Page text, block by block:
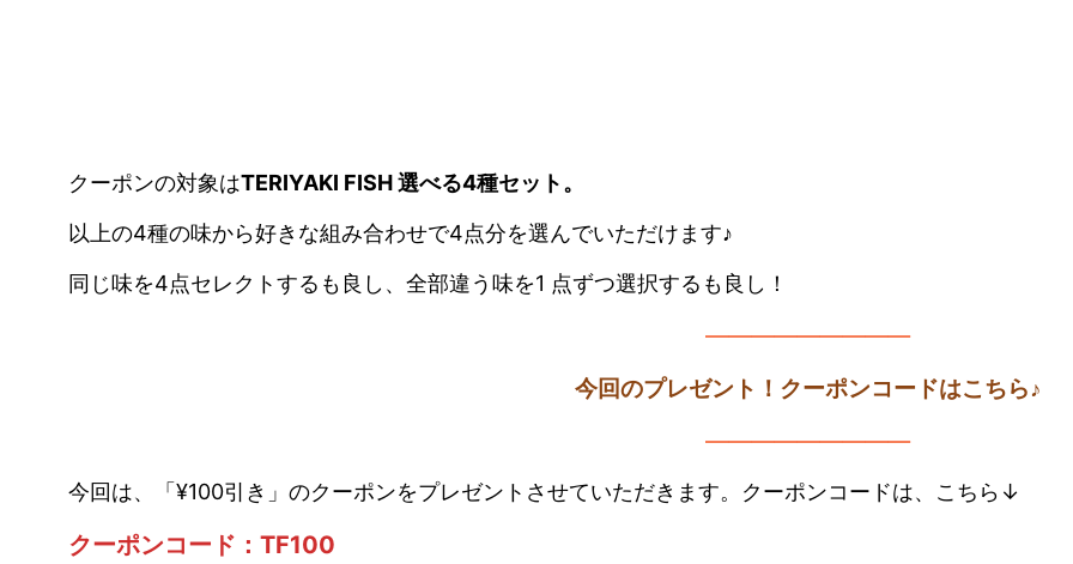
クーポンの対象はTERIYAKI FISH 選べる4種セット。
以上の4種の味から好きな組み合わせで4点分を選んでいただけます♪
同じ味を4点セレクトするも良し、全部違う味を1 点ずつ選択するも良し！
—————————
今回のプレゼント！クーポンコードはこちら♪
—————————
今回は、「¥100引き」のクーポンをプレゼントさせていただきます。クーポンコードは、こちら↓
クーポンコード：TF100